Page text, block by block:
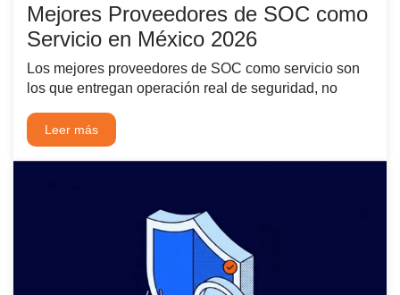
Mejores Proveedores de SOC como
Servicio en México 2026
Los mejores proveedores de SOC como servicio son
los que entregan operación real de seguridad, no
Leer más